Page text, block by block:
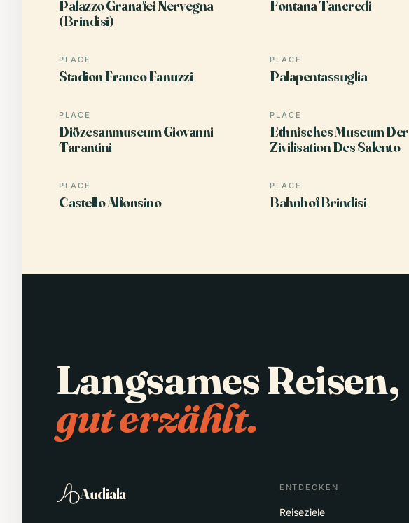
Palazzo Granafei Nervegna
(Brindisi)
Fontana Tancredi
PLACE
Stadion Franco Fanuzzi
PLACE
Palapentassuglia
PLACE
Diözesanmuseum Giovanni
Tarantini
PLACE
Ethnisches Museum Der
Zivilisation Des Salento
PLACE
Castello Alfonsino
PLACE
Bahnhof Brindisi
Langsames Reisen,
gut erzählt.
Audiala ENTDECKEN
Reiseziele